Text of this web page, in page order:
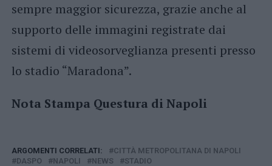
sempre maggior sicurezza, grazie anche al
supporto delle immagini registrate dai
sistemi di videosorveglianza presenti presso
lo stadio “Maradona”.
Nota Stampa Questura di Napoli
ARGOMENTI CORRELATI:
CITTÀ METROPOLITANA DI NAPOLI
DASPO
NAPOLI NEWS STADIO